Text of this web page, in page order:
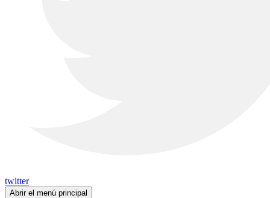
twitter
Abrir el menú principal